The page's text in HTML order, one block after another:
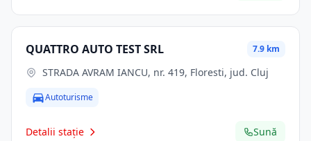
QUATTRO AUTO TEST SRL 7.9 km
STRADA AVRAM IANCU, nr. 419, Floresti, jud. Cluj
Autoturisme
Detalii stație Sună